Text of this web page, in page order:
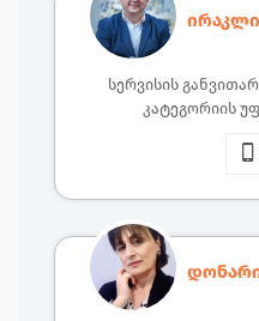
სერვისის
კატეგორიის